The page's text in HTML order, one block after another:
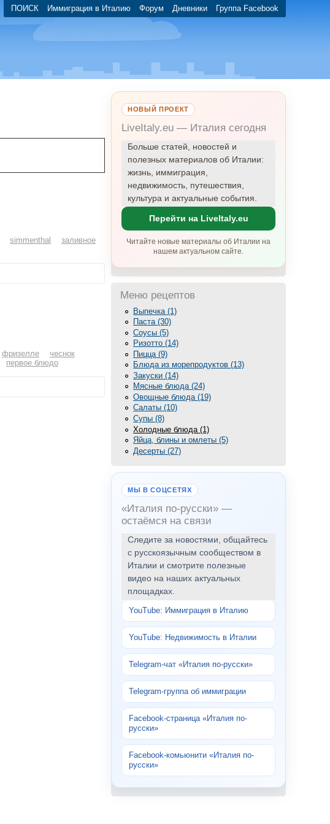
ПОИСК Иммиграция в Италию Форум Дневники Группа Facebook
simmenthal
заливное
фризелле
чеснок
первое блюдо
НОВЫЙ ПРОЕКТ
LiveItaly.eu — Италия сегодня
Больше статей, новостей и
полезных материалов об Италии:
жизнь, иммиграция,
недвижимость, путешествия,
культура и актуальные события.
Перейти на LiveItaly.eu
Читайте новые материалы об Италии на
нашем актуальном сайте.
Меню рецептов
Выпечка (1)
Паста (30)
Соусы (5)
Ризотто (14)
Пицца (9)
Блюда из морепродуктов (13)
Закуски (14)
Мясные блюда (24)
Овощные блюда (19)
Салаты (10)
Супы (8)
Холодные блюда (1)
Яйца, блины и омлеты (5)
Десерты (27)
МЫ В СОЦСЕТЯХ
«Италия по-русски» —
остаёмся на связи
Следите за новостями, общайтесь
с русскоязычным сообществом в
Италии и смотрите полезные
видео на наших актуальных
площадках.
YouTube: Иммиграция в Италию
YouTube: Недвижимость в Италии
Telegram-чат «Италия по-русски»
Telegram-группа об иммиграции
Facebook-страница «Италия по-
русски»
Facebook-комьюнити «Италия по-
русски»